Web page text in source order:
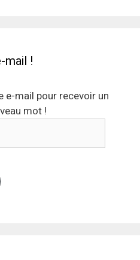
mail !
e-mail pour recevoir un
mot !